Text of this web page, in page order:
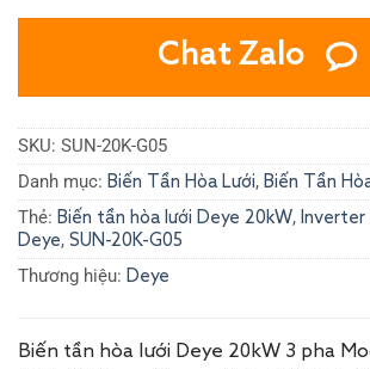
Chat Zalo
SKU: SUN-20K-G05
Danh mục: Biến Tần Hòa Lưới, Biến Tần
Thẻ: Biến tần hòa lưới Deye 20kW, Inverter
Deye, SUN-20K-G05
Thương hiệu: Deye
Biến tần hòa lưới Deye 20kW 3 pha